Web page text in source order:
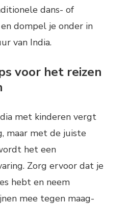
dans- of
dompel je onder in
van India.
voor het reizen
met kinderen vergt
maar met de juiste
het een
Zorg ervoor dat je
hebt en neem
mee tegen maag-